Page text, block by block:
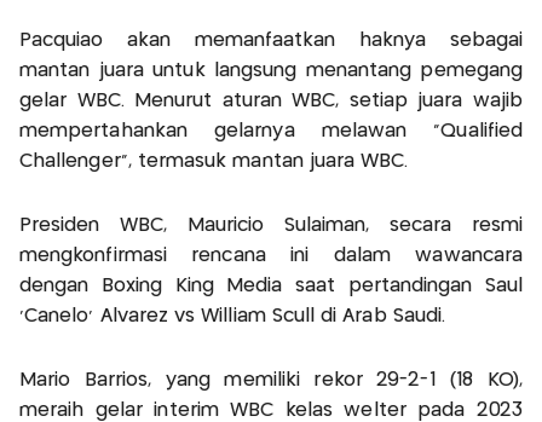
Pacquiao akan memanfaatkan haknya sebagai
mantan juara untuk langsung menantang pemegang
gelar WBC. Menurut aturan WBC, setiap juara wajib
mempertahankan gelarnya melawan "Qualified
Challenger", termasuk mantan juara WBC.
Presiden WBC, Mauricio Sulaiman, secara resmi
mengkonfirmasi rencana ini dalam wawancara
dengan Boxing King Media saat pertandingan Saul
‘Canelo’ Alvarez vs William Scull di Arab Saudi.
Mario Barrios, yang memiliki rekor 29-2-1 (18 KO),
meraih gelar interim WBC kelas welter pada 2023